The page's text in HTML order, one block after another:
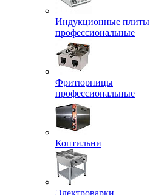
Индукционные плиты
профессиональные
Фритюрницы
профессиональные
Коптильни
Электроварки